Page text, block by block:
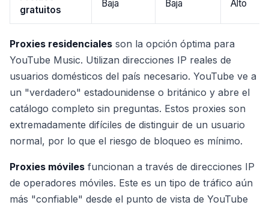
gratuitos
Baja Baja Alto
Proxies residenciales son la opción óptima para
YouTube Music. Utilizan direcciones IP reales de
usuarios domésticos del país necesario. YouTube ve a
un "verdadero" estadounidense o británico y abre el
catálogo completo sin preguntas. Estos proxies son
extremadamente difíciles de distinguir de un usuario
normal, por lo que el riesgo de bloqueo es mínimo.
Proxies móviles funcionan a través de direcciones IP
de operadores móviles. Este es un tipo de tráfico aún
más "confiable" desde el punto de vista de YouTube